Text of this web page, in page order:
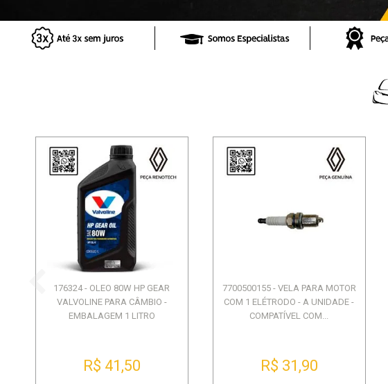
176324 - OLEO 80W HP GEAR
VALVOLINE PARA CÂMBIO -
EMBALAGEM 1 LITRO
R$ 41,50
7700500155 - VELA PARA MOTOR
COM 1 ELÉTRODO - A UNIDADE -
COMPATÍVEL COM...
R$ 31,90